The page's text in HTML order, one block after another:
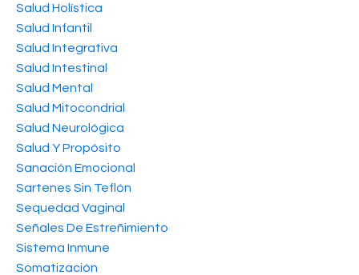
Salud Holística
Salud Infantil
Salud Integrativa
Salud Intestinal
Salud Mental
Salud Mitocondrial
Salud Neurológica
Salud Y Propósito
Sanación Emocional
Sartenes Sin Teflón
Sequedad Vaginal
Señales De Estreñimiento
Sistema Inmune
Somatización